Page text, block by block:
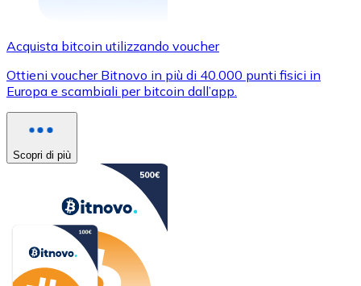
Acquista bitcoin utilizzando voucher
Ottieni voucher Bitnovo in più di 40.000 punti fisici in
Europa e scambiali per bitcoin dall’app.
Scopri di più